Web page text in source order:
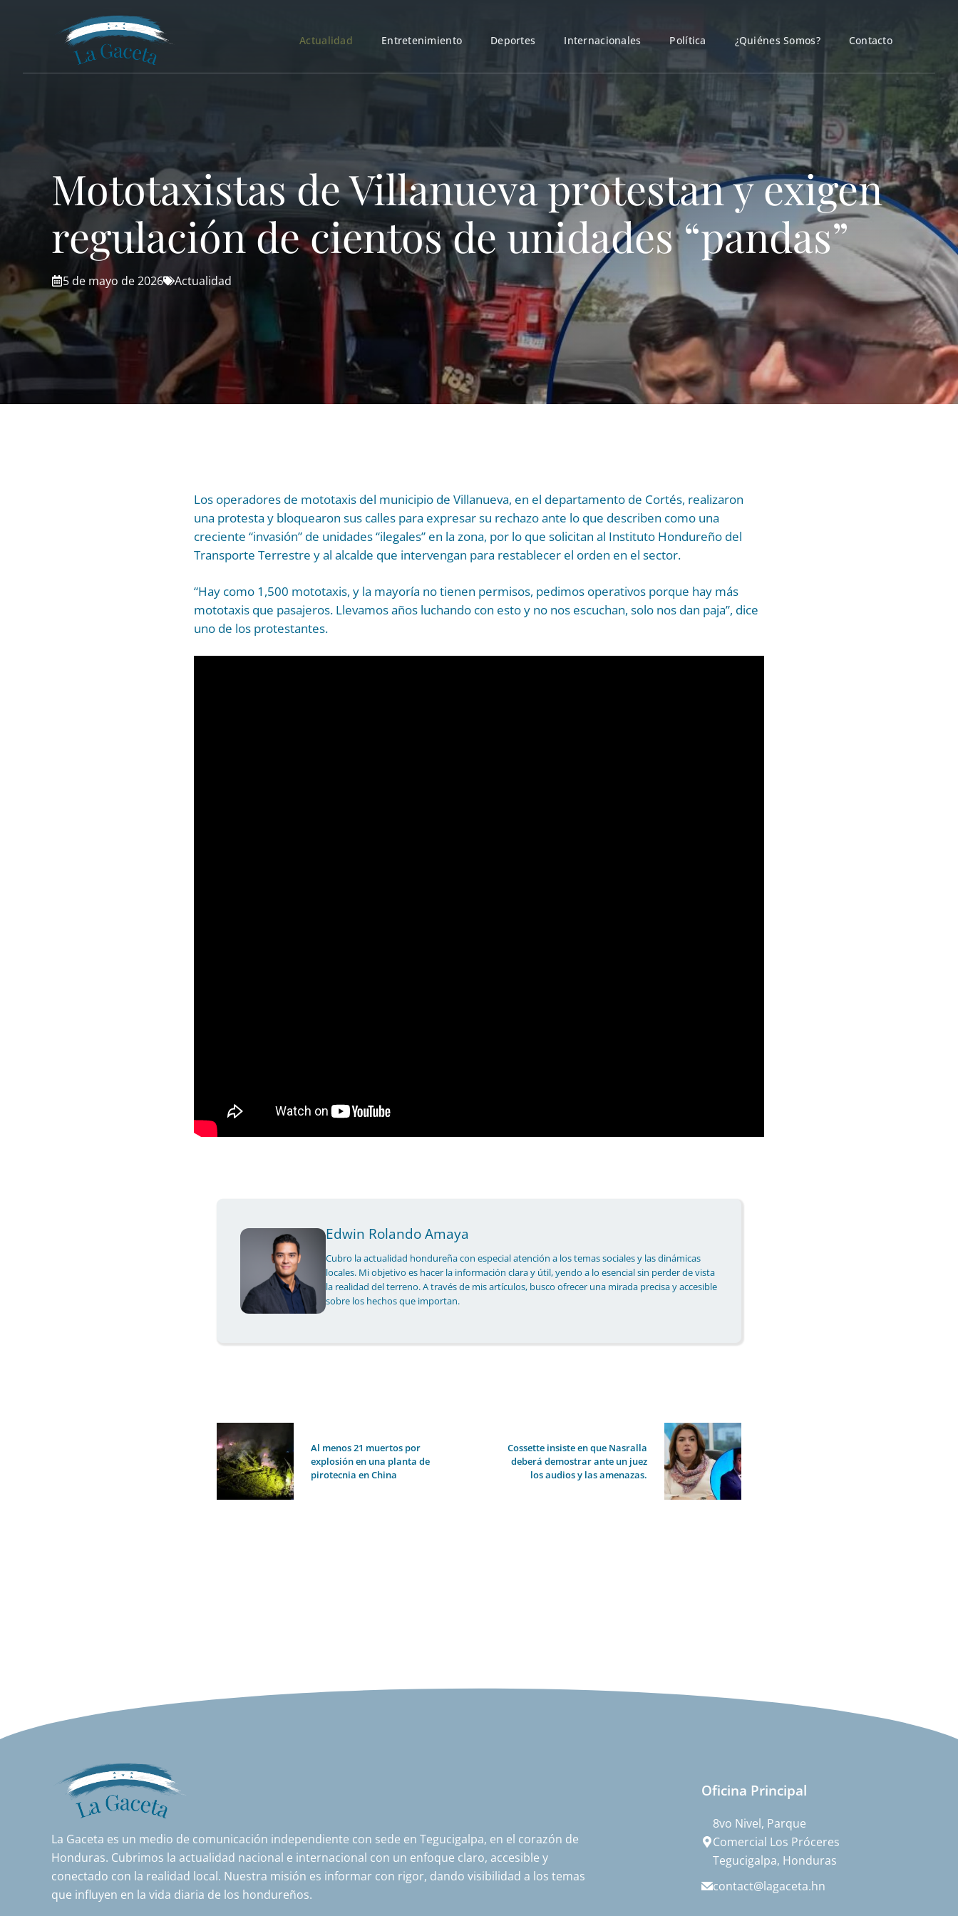
Actualidad Entretenimiento Deportes Internacionales Política ¿Quiénes Somos? Contacto
Mototaxistas de Villanueva protestan y exigen
regulación de cientos de unidades “pandas”
5 de mayo de 2026 Actualidad
Los operadores de mototaxis del municipio de Villanueva, en el departamento de Cortés, realizaron
una protesta y bloquearon sus calles para expresar su rechazo ante lo que describen como una
creciente “invasión” de unidades “ilegales” en la zona, por lo que solicitan al Instituto Hondureño del
Transporte Terrestre y al alcalde que intervengan para restablecer el orden en el sector.
“Hay como 1,500 mototaxis, y la mayoría no tienen permisos, pedimos operativos porque hay más
mototaxis que pasajeros. Llevamos años luchando con esto y no nos escuchan, solo nos dan paja”, dice
uno de los protestantes.
Edwin Rolando Amaya
Cubro la actualidad hondureña con especial atención a los temas sociales y las dinámicas
locales. Mi objetivo es hacer la información clara y útil, yendo a lo esencial sin perder de vista
la realidad del terreno. A través de mis artículos, busco ofrecer una mirada precisa y accesible
sobre los hechos que importan.
Al menos 21 muertos por
explosión en una planta de
pirotecnia en China
Cossette insiste en que Nasralla
deberá demostrar ante un juez
los audios y las amenazas.
La Gaceta es un medio de comunicación independiente con sede en Tegucigalpa, en el corazón de
Honduras. Cubrimos la actualidad nacional e internacional con un enfoque claro, accesible y
conectado con la realidad local. Nuestra misión es informar con rigor, dando visibilidad a los temas
que influyen en la vida diaria de los hondureños.
Oficina Principal
8vo Nivel, Parque
Comercial Los Próceres
Tegucigalpa, Honduras
contact@lagaceta.hn